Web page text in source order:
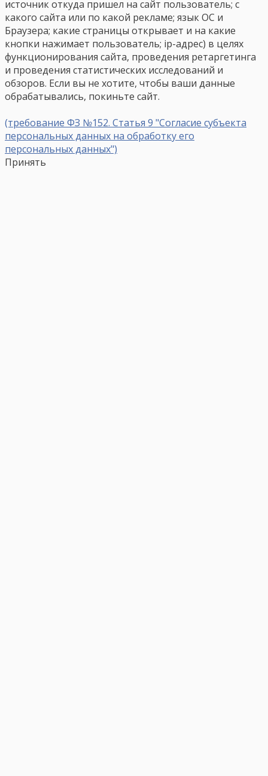
источник откуда пришел на сайт пользователь; с
какого сайта или по какой рекламе; язык ОС и
Браузера; какие страницы открывает и на какие
кнопки нажимает пользователь; ip-адрес) в целях
функционирования сайта, проведения ретаргетинга
и проведения статистических исследований и
обзоров. Если вы не хотите, чтобы ваши данные
обрабатывались, покиньте сайт.
(требование ФЗ №152. Статья 9 "Согласие субъекта
персональных данных на обработку его
персональных данных")
Принять